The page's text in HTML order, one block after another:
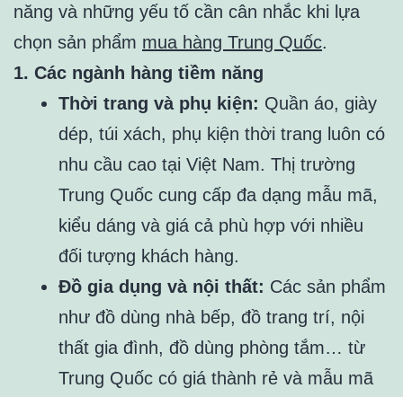
năng và những yếu tố cần cân nhắc khi lựa
chọn sản phẩm mua hàng Trung Quốc.
1. Các ngành hàng tiềm năng
Thời trang và phụ kiện: Quần áo, giày
dép, túi xách, phụ kiện thời trang luôn có
nhu cầu cao tại Việt Nam. Thị trường
Trung Quốc cung cấp đa dạng mẫu mã,
kiểu dáng và giá cả phù hợp với nhiều
đối tượng khách hàng.
Đồ gia dụng và nội thất: Các sản phẩm
như đồ dùng nhà bếp, đồ trang trí, nội
thất gia đình, đồ dùng phòng tắm… từ
Trung Quốc có giá thành rẻ và mẫu mã